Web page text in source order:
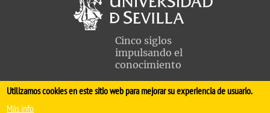
Cinco siglos
impulsando el
conocimiento
FACULTAD DE MEDICINA
Utilizamos cookies en este sitio web para mejorar su experiencia de usuario.
Más info